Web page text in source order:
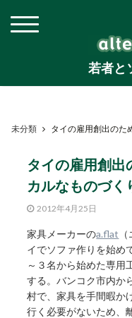
若者と
未分類 タイの雇用創出のた
タイの雇用創出
カルなものづく
2012年4月25日
家具メーカーのa.flat
イでソファ作りを始め
～３名から始めた専用
する。バンコク市内か
村で、家具を手間暇か
行く必要がないため、